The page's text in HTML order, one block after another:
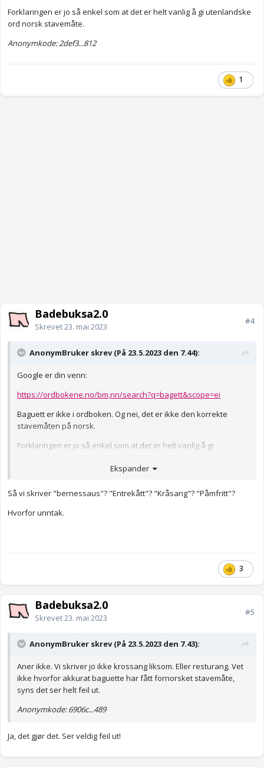
Forklaringen er jo så enkel som at det er helt vanlig å gi utenlandske
ord norsk stavemåte.
Anonymkode: 2def3...812
1
Badebuksa2.0
Skrevet23. mai 2023
#4
AnonymBruker skrev (På 23.5.2023 den 7.44):
Google er din venn:
https://ordbokene.no/bm,nn/search?q=bagett&scope=ei
Baguett er ikke i ordboken. Og nei, det er ikke den korrekte
stavemåten på norsk.
Forklaringen er jo så enkel som at det er helt vanlig å gi
Ekspander
Så vi skriver "bernessaus"? "Entrekått"? "Kråsang"? "Påmfritt"?
Hvorfor unntak.
3
Badebuksa2.0
Skrevet23. mai 2023
#5
AnonymBruker skrev (På 23.5.2023 den 7.43):
Aner ikke. Vi skriver jo ikke krossang liksom. Eller resturang. Vet
ikke hvorfor akkurat baguette har fått fornorsket stavemåte,
syns det ser helt feil ut.
Anonymkode: 6906c...489
Ja, det gjør det. Ser veldig feil ut!